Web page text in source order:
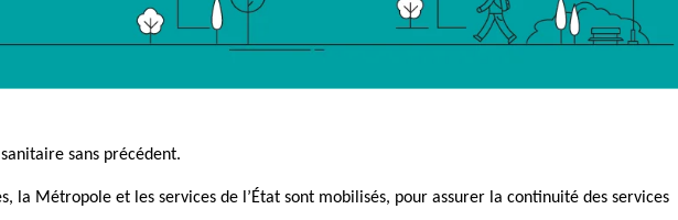
sans précédent.
la Métropole et les services de l’État sont mobilisés, pour assurer la continuité des services